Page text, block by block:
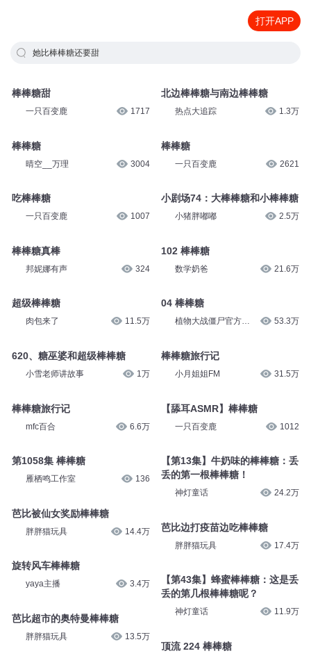
打开APP
她比棒棒糖还要甜
棒棒糖甜
一只百变鹿 1717
棒棒糖
晴空__万理 3004
吃棒棒糖
一只百变鹿 1007
棒棒糖真棒
邦妮娜有声 324
超级棒棒糖
肉包来了 11.5万
620、糖巫婆和超级棒棒糖
小雪老师讲故事 1万
棒棒糖旅行记
mfc百合 6.6万
第1058集 棒棒糖
雁栖鸣工作室 136
芭比被仙女奖励棒棒糖
胖胖猫玩具 14.4万
旋转风车棒棒糖
yaya主播 3.4万
芭比超市的奥特曼棒棒糖
胖胖猫玩具 13.5万
北边棒棒糖与南边棒棒糖
热点大追踪 1.3万
棒棒糖
一只百变鹿 2621
小剧场74：大棒棒糖和小棒棒糖
小猪胖嘟嘟 2.5万
102 棒棒糖
数学奶爸 21.6万
04 棒棒糖
植物大战僵尸官方频
53.3万
棒棒糖旅行记
小月姐姐FM 31.5万
【舔耳ASMR】棒棒糖
一只百变鹿 1012
【第13集】牛奶味的棒棒糖：丢
丢的第一根棒棒糖！
神灯童话 24.2万
芭比边打疫苗边吃棒棒糖
胖胖猫玩具 17.4万
【第43集】蜂蜜棒棒糖：这是丢
丢的第几根棒棒糖呢？
神灯童话 11.9万
顶流 224 棒棒糖